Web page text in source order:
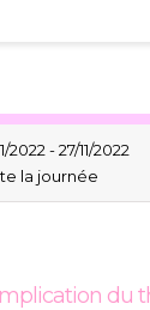
2022 - 27/11/2022
la journée
du